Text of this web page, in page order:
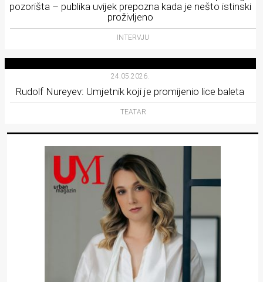
pozorišta – publika uvijek prepozna kada je nešto istinski
proživljeno
INTERVJU
24.05.2026.
Rudolf Nureyev: Umjetnik koji je promijenio lice baleta
TEATAR